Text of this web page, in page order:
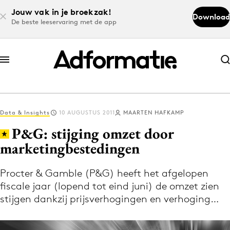
Jouw vak in je broekzak!
De beste leeservaring met de app
Download
Abonneer nu
Abonneer nu
Log in
Download de app
Volg het laatste nieuws via de Adformatie
Nieuws app
Data & Insights 10 AUGUSTUS 2011 MAARTEN HAFKAMP
P&G: stijging omzet door
marketingbestedingen
Procter & Gamble (P&G) heeft het afgelopen
fiscale jaar (lopend tot eind juni) de omzet zien
stijgen dankzij prijsverhogingen en verhoging…